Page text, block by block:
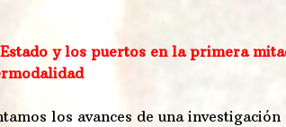
y los puertos en la primera
los avances de una